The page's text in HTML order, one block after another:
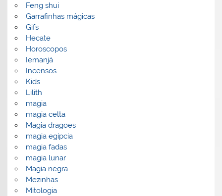
Feng shui
Garrafinhas mágicas
Gifs
Hecate
Horoscopos
Iemanjá
Incensos
Kids
Lilith
magia
magia celta
Magia dragoes
magia egipcia
magia fadas
magia lunar
Magia negra
Mezinhas
Mitologia